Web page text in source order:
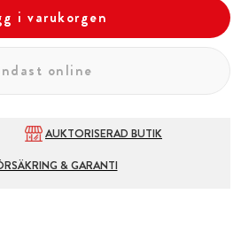
i varukorgen
online
AUKTORISERAD BUTIK
& GARANTI